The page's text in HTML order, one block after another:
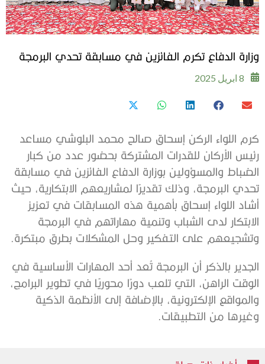
وزارة الدفاع تكرم الفائزين في مسابقة تحدي البرمجة
8 ابريل 2025
كرم اللواء الركن إسحاق صالح محمد البلوشي مساعد
رئيس الأركان للقدرات المشتركة بحضور عدد من كبار
الضباط والمسؤولين بوزارة الدفاع الفائزين في مسابقة
تحدي البرمجة، وذلك تقديرًا لمشاريعهم الابتكارية، حيث
أشاد اللواء إسحاق بأهمية هذه المسابقات في تعزيز
الابتكار لدى الشباب وتنمية مهاراتهم في البرمجة
وتشجيعهم على التفكير وحل المشكلات بطرق مبتكرة.
الجدير بالذكر أن البرمجة تُعد أحد المهارات الأساسية في
الوقت الراهن، التي تلعب دورًا محوريًا في تطوير البرامج،
والمواقع الإلكترونية، بالإضافة إلى الأنظمة الذكية
وغيرها من التطبيقات.